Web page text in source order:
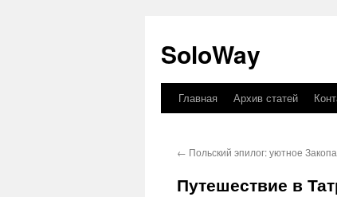
SoloWay
Перейти
содержимому
Главная Архив статей
← Польский эпилог: уютное
Путешествие в